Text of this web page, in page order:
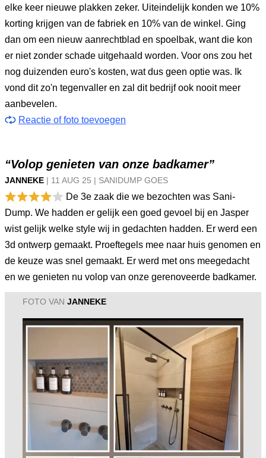
elke keer nieuwe plakken zeker. Uiteindelijk konden we 10%
korting krijgen van de fabriek en 10% van de winkel. Ging
dan om een nieuw aanrechtblad en spoelbak, want die kon
er niet zonder schade uitgehaald worden. Voor ons zou het
nog duizenden euro's kosten, wat dus geen optie was. Ik
vond dit zo'n tegenvaller en zal dit bedrijf ook nooit meer
aanbevelen.
Reactie of foto toevoegen
“Volop genieten van onze badkamer”
JANNEKE | 11 AUG 25 | SANIDUMP GOES
De 3e zaak die we bezochten was Sani-
Dump. We hadden er gelijk een goed gevoel bij en Jasper
wist gelijk welke style wij in gedachten hadden. Er werd een
3d ontwerp gemaakt. Proeftegels mee naar huis genomen en
de keuze was snel gemaakt. Er werd met ons meegedacht
en we genieten nu volop van onze gerenoveerde badkamer.
FOTO VAN JANNEKE